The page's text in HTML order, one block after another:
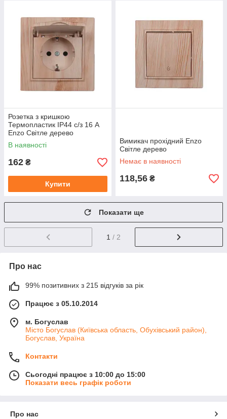
Розетка з кришкою
Термопластик IP44 с/з 16 А
Enzo Світле дерево
В наявності
162 ₴
Купити
Вимикач прохідний Enzo
Світле дерево
Немає в наявності
118,56 ₴
Показати ще
1 / 2
Про нас
99% позитивних з 215 відгуків за рік
Працює з 05.10.2014
м. Богуслав
Місто Богуслав (Київська область, Обухівський район),
Богуслав, Україна
Контакти
Сьогодні працює з 10:00 до 15:00
Показати весь графік роботи
Про нас